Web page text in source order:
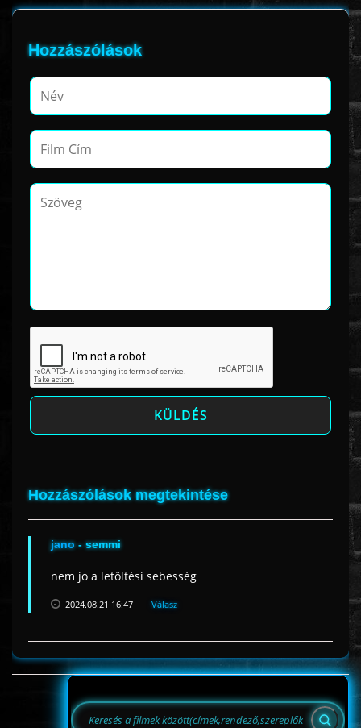
Hozzászólások
Hozzászólások megtekintése
jano- semmi
nem jo a letőltési sebesség
2024.08.21 16:47 Válasz